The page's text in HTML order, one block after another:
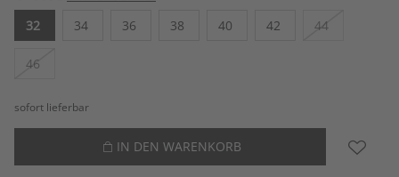
32
34 36 38 40 42 44
46
sofort lieferbar
IN DEN WARENKORB